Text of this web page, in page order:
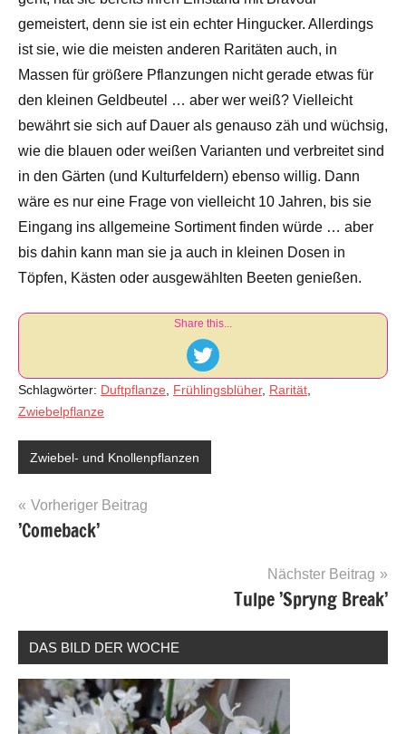
gemeistert, denn sie ist ein echter Hingucker. Allerdings
ist sie, wie die meisten anderen Raritäten auch, in
Massen für größere Pflanzungen nicht gerade etwas für
den kleinen Geldbeutel … aber wer weiß? Vielleicht
bewährt sie sich auf Dauer als genauso zäh und wüchsig,
wie die blauen oder weißen Varianten und verbreitet sind
in den Gärten (und Kulturfeldern) ebenso willig. Dann
wäre es nur eine Frage von vielleicht 10 Jahren, bis sie
Eingang ins allgemeine Sortiment finden würde … aber
bis dahin kann man sie ja auch in kleinen Dosen in
Töpfen, Kästen oder ausgewählten Beeten genießen.
Share this...
Schlagwörter: Duftpflanze Frühlingsblüher, Rarität
Zwiebelpflanze
Zwiebel- und Knollenpflanzen
Beitragsnavigation
Vorheriger Beitrag
’Comeback’
Nächster Beitrag
Tulpe ’Spryng Break’
DAS BILD DER WOCHE